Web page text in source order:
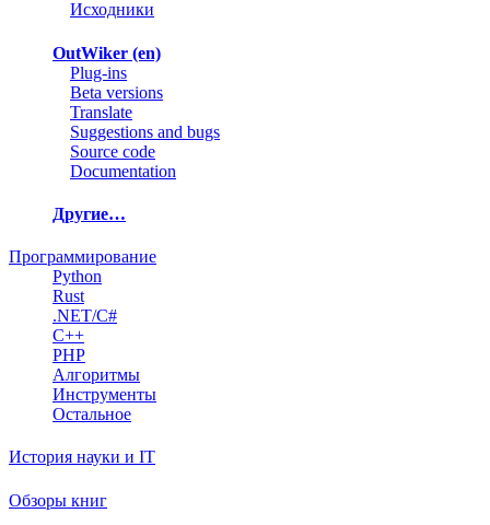
Исходники
OutWiker (en)
Plug-ins
Beta versions
Translate
Suggestions and bugs
Source code
Documentation
Другие…
Программирование
Python
Rust
.NET/C#
C++
PHP
Алгоритмы
Инструменты
Остальное
История науки и IT
Обзоры книг